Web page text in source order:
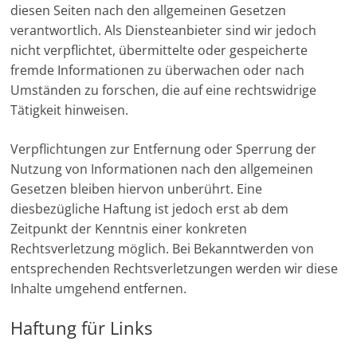
t
u
n
g
e
diesen Seiten nach den allgemeinen Gesetzen
verantwortlich. Als Diensteanbieter sind wir jedoch
nicht verpflichtet, übermittelte oder gespeicherte
fremde Informationen zu überwachen oder nach
Umständen zu forschen, die auf eine rechtswidrige
Tätigkeit hinweisen.
Verpflichtungen zur Entfernung oder Sperrung der
Nutzung von Informationen nach den allgemeinen
Gesetzen bleiben hiervon unberührt. Eine
diesbezügliche Haftung ist jedoch erst ab dem
Zeitpunkt der Kenntnis einer konkreten
Rechtsverletzung möglich. Bei Bekanntwerden von
entsprechenden Rechtsverletzungen werden wir diese
Inhalte umgehend entfernen.
Haftung für Links